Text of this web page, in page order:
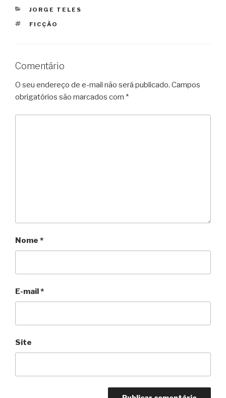
CATEGORIAS
JORGE TELES
TAGS
FICÇÃO
Comentário
O seu endereço de e-mail não será publicado. Campos
obrigatórios são marcados com *
Nome *
E-mail*
Site